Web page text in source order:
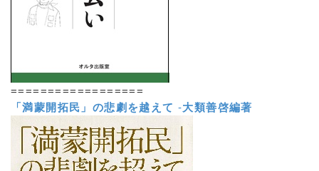
==================
「満蒙開拓民」の悲劇を越えて -大類善啓編著